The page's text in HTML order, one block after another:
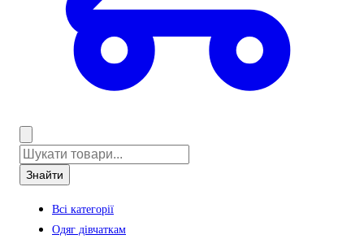
Знайти
Всі категорії
Одяг дівчаткам